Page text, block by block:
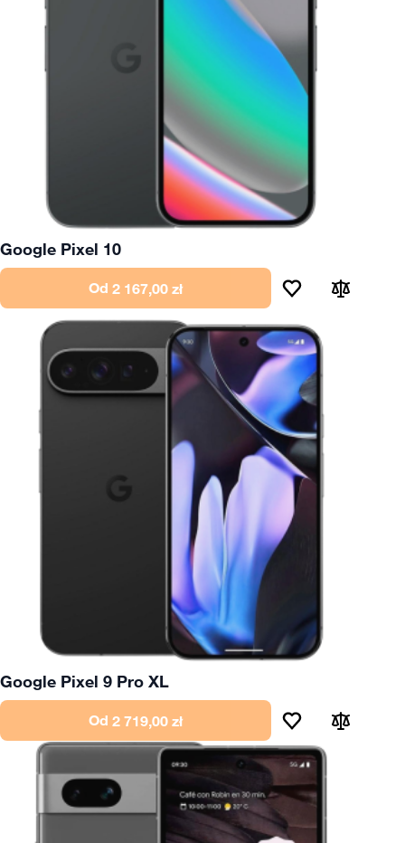
Google Pixel 10
Od 2 167,00 zł
Google Pixel 9 Pro XL
Od 2 719,00 zł